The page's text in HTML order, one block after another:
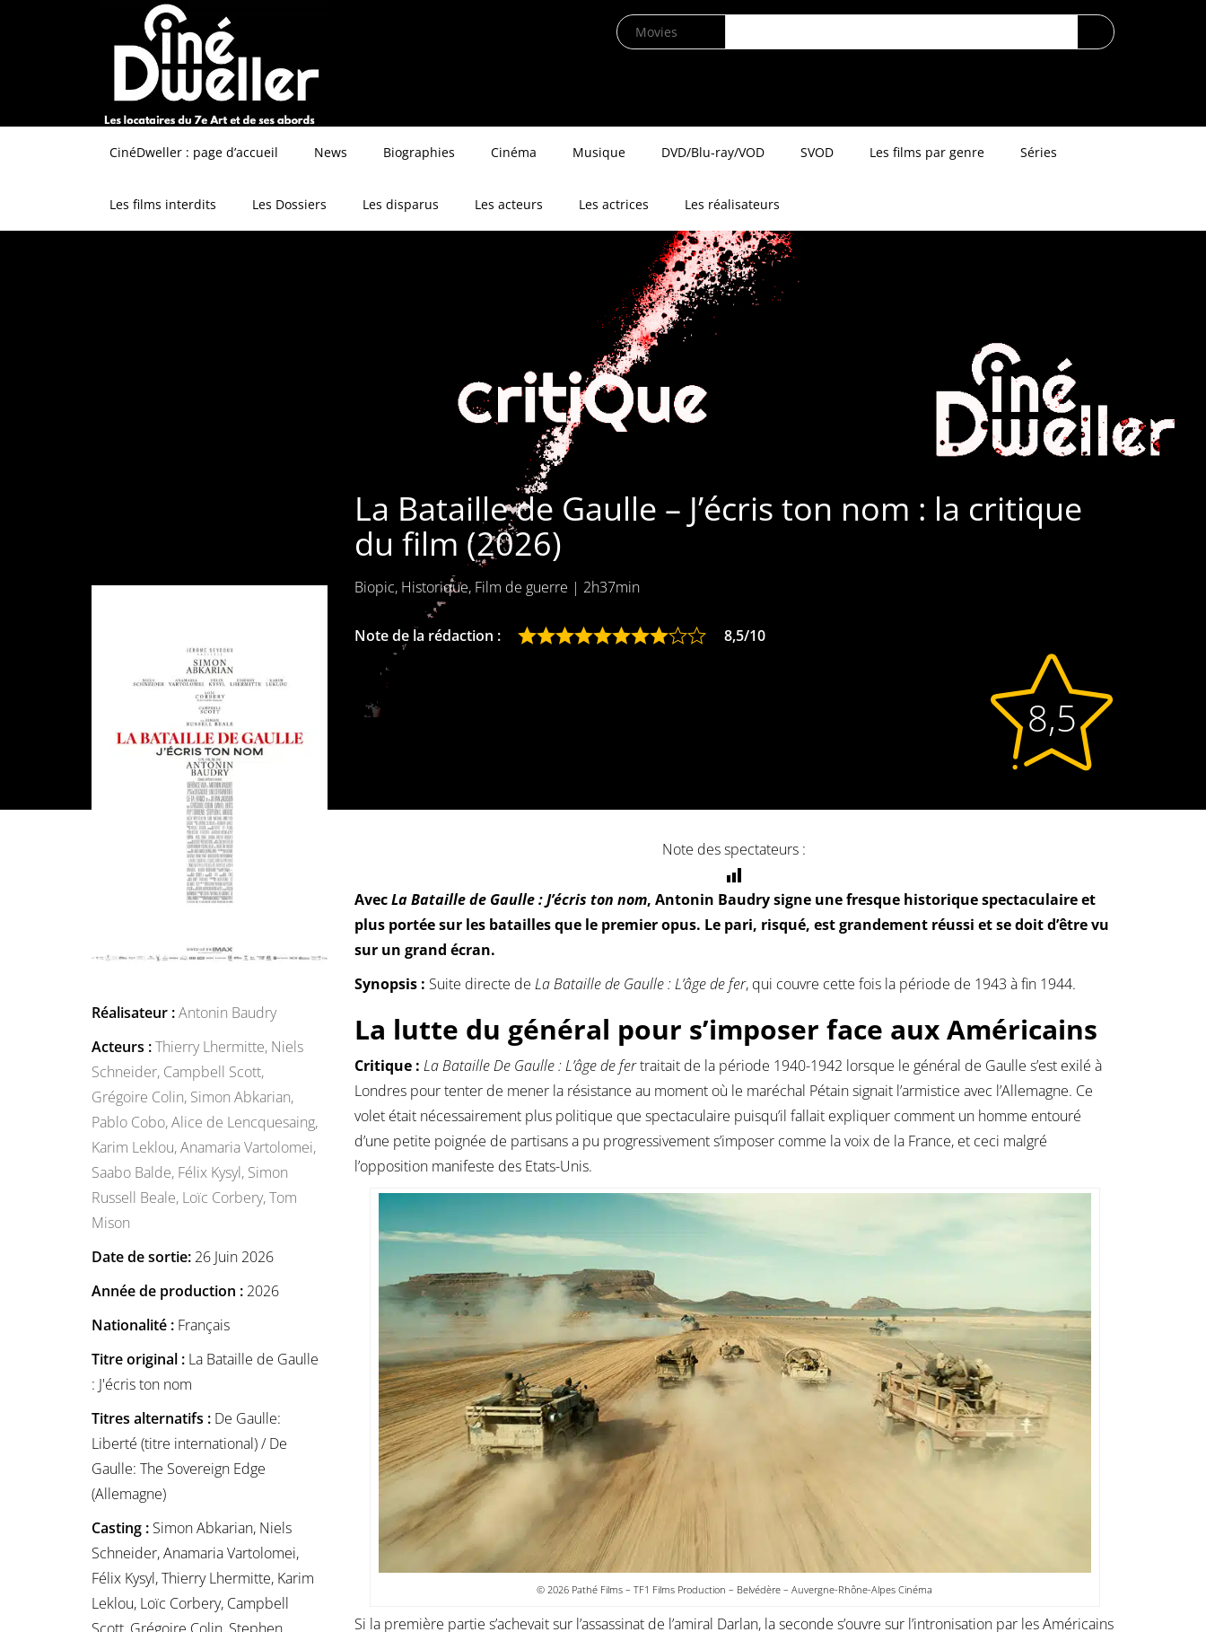
CinéDweller : page d’accueil News Biographies Cinéma Musique DVD/Blu-ray/VOD SVOD Les films par genre Séries
Les films interdits Les Dossiers Les disparus Les acteurs Les actrices Les réalisateurs
La Bataille de Gaulle – J’écris ton nom : la critique
du film (2026)
Biopic, Historique, Film de guerre | 2h37min
Note de la rédaction : 8,5/10
8,5
Réalisateur :Antonin Baudry
Acteurs :Thierry Lhermitte, Niels
Schneider, Campbell Scott,
Grégoire Colin, Simon Abkarian,
Pablo Cobo,Alice de Lencquesaing,
Karim Leklou,Anamaria Vartolomei,
Saabo Balde, Félix Kysyl, Simon
Russell Beale, Loïc Corbery,Tom
Mison
Date de sortie: 26 Juin 2026
Année de production : 2026
Nationalité : Français
Titre original : La Bataille de Gaulle
: J'écris ton nom
Titres alternatifs : De Gaulle:
Liberté (titre international) / De
Gaulle: The Sovereign Edge
(Allemagne)
Casting : Simon Abkarian, Niels
Schneider, Anamaria Vartolomei,
Félix Kysyl, Thierry Lhermitte, Karim
Leklou, Loïc Corbery, Campbell
Note des spectateurs :
AvecLa Bataille de Gaulle : J’écris ton nom, Antonin Baudry signe une fresque historique spectaculaire et
plus portée sur les batailles que le premier opus. Le pari, risqué, est grandement réussi et se doit d’être vu
sur un grand écran.
Synopsis : Suite directe de La Bataille de Gaulle : L’âge de fer, qui couvre cette fois la période de 1943 à fin 1944.
La lutte du général pour s’imposer face aux Américains
Critique : La Bataille De Gaulle : L’âge de fertraitait de la période 1940-1942 lorsque le général de Gaulle s’est exilé à
Londres pour tenter de mener la résistance au moment où le maréchal Pétain signait l’armistice avec l’Allemagne. Ce
volet était nécessairement plus politique que spectaculaire puisqu’il fallait expliquer comment un homme entouré
d’une petite poignée de partisans a pu progressivement s’imposer comme la voix de la France, et ceci malgré
l’opposition manifeste des Etats-Unis.
© 2026 Pathé Films – TF1 Films Production – Belvédère – Auvergne-Rhône-Alpes Cinéma
Si la première partie s’achevait sur l’assassinat de l’amiral Darlan, la seconde s’ouvre sur l’intronisation par les Américains